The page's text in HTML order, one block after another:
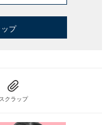
プ
スクラップ